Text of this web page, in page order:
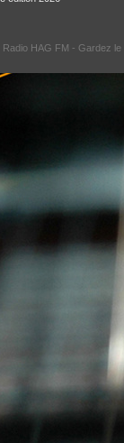
Radio HAG FM - Gardez le